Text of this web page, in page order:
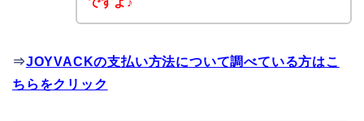
⇒JOYVACKの支払い方法について調べている方はこ
ちらをクリック